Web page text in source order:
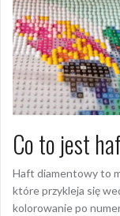
Co to jest
Haft diamentowy to
które przykleja się
kolorowanie po